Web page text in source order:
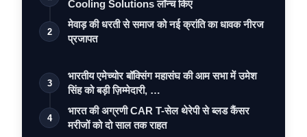
Cooling Solutions लॉन्च किए
2
मेवाड़ की धरती से समाज को नई क्रांति का धावक नीरज
प्रजापत
3
भारतीय एमेच्योर बॉक्सिंग महासंघ की आम सभा में उमेश
सिंह को बड़ी ज़िम्मेदारी, …
4
भारत की अग्रणी CAR T-सेल थेरेपी से ब्लड कैंसर
मरीजों को दो साल तक राहत